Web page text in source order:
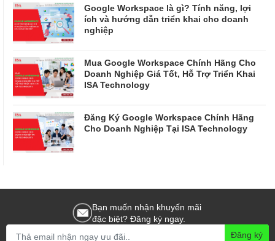
Google Workspace là gì? Tính năng, lợi
ích và hướng dẫn triển khai cho doanh
nghiệp
Mua Google Workspace Chính Hãng Cho
Doanh Nghiệp Giá Tốt, Hỗ Trợ Triển Khai
ISA Technology
Đăng Ký Google Workspace Chính Hãng
Cho Doanh Nghiệp Tại ISA Technology
Bạn muốn nhận khuyến mãi
đặc biệt? Đăng ký ngay.
Đăng ký